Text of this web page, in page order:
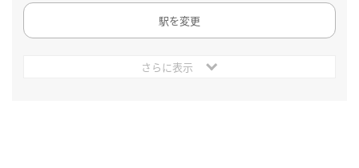
駅を変更
さらに表示